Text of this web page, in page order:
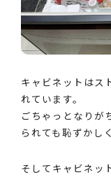
キャビネットはス
れています。
ごちゃっとなりが
られても恥ずかし
そしてキャビネッ